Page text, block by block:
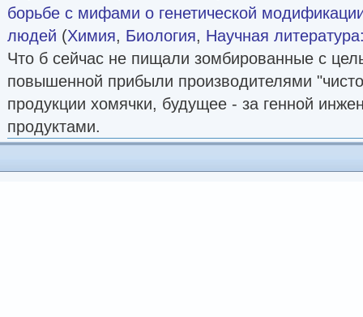
борьбе с мифами о генетической
людей (Химия, Биология, Научная
Что б сейчас не пищали зомбированные с
повышенной прибыли производителями
продукции хомячки, будущее - за генной
продуктами.